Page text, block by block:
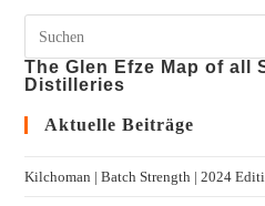
The Glen Efze Map of all
Distilleries
Aktuelle Beiträge
Kilchoman | Batch Strength | 2024